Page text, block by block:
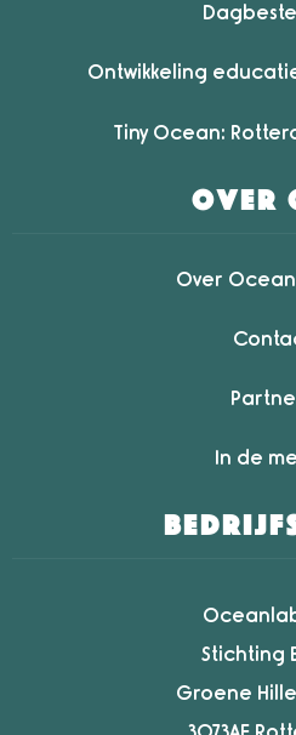
Ontwikkeling
Tiny Ocean:
over
Over
In de
Stichting
Groene